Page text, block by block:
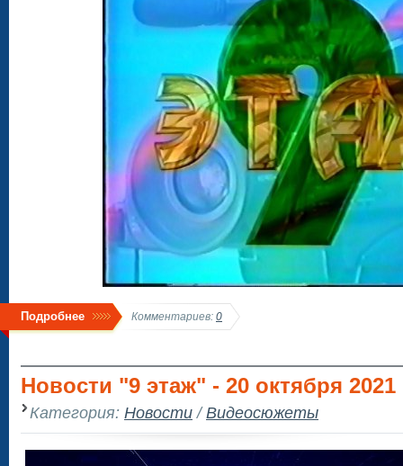
Подробнее Комментариев: 0
Новости "9 этаж" - 20 октября 2021
Категория: Новости/Видеосюжеты